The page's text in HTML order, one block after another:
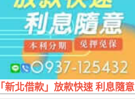
「新北借款」放款快速 利息隨